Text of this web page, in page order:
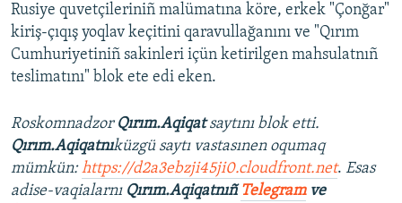
RFE/RS bütün saytları
Rusiye quvetçileriniñ malümatına köre, erkek "Çonğar"
kiriş-çıqış yoqlav keçitini qaravullağanını ve "Qırım
Cumhuriyetiniñ sakinleri içün ketirilgen mahsulatnıñ
teslimatını" blok ete edi eken.
Roskomnadzor Qırım.Aqiqatsaytını blok etti.
Qırım.Aqiqatnıküzgü saytı vastasınen oqumaq
mümkün:https://d2a3ebzji45ji0.cloudfront.net. Esas
adise-vaqialarnı Qırım.AqiqatnıñTelegramve